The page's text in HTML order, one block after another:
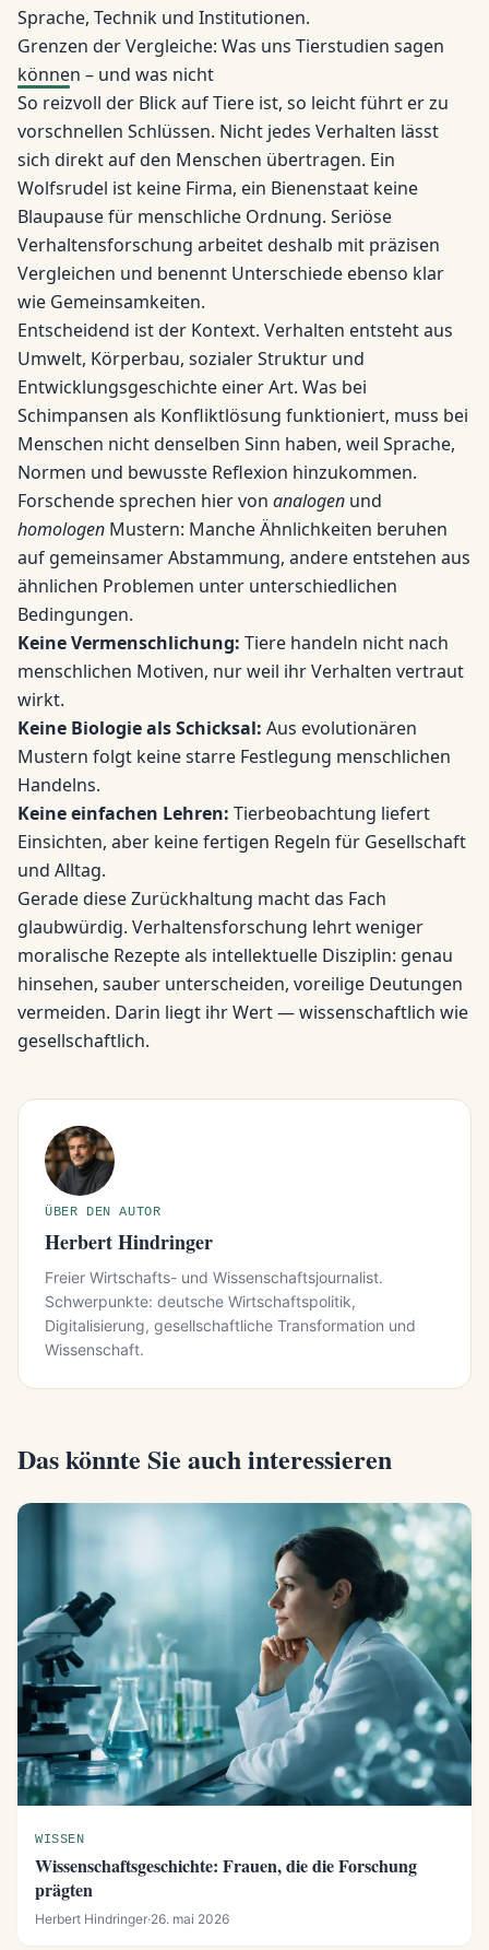
Sprache, Technik und Institutionen.
Grenzen der Vergleiche: Was uns Tierstudien sagen
können – und was nicht
So reizvoll der Blick auf Tiere ist, so leicht führt er zu
vorschnellen Schlüssen. Nicht jedes Verhalten lässt
sich direkt auf den Menschen übertragen. Ein
Wolfsrudel ist keine Firma, ein Bienenstaat keine
Blaupause für menschliche Ordnung. Seriöse
Verhaltensforschung arbeitet deshalb mit präzisen
Vergleichen und benennt Unterschiede ebenso klar
wie Gemeinsamkeiten.
Entscheidend ist der Kontext. Verhalten entsteht aus
Umwelt, Körperbau, sozialer Struktur und
Entwicklungsgeschichte einer Art. Was bei
Schimpansen als Konfliktlösung funktioniert, muss bei
Menschen nicht denselben Sinn haben, weil Sprache,
Normen und bewusste Reflexion hinzukommen.
Forschende sprechen hier von analogen und
homologen Mustern: Manche Ähnlichkeiten beruhen
auf gemeinsamer Abstammung, andere entstehen aus
ähnlichen Problemen unter unterschiedlichen
Bedingungen.
Keine Vermenschlichung: Tiere handeln nicht nach
menschlichen Motiven, nur weil ihr Verhalten vertraut
wirkt.
Keine Biologie als Schicksal: Aus evolutionären
Mustern folgt keine starre Festlegung menschlichen
Handelns.
Keine einfachen Lehren: Tierbeobachtung liefert
Einsichten, aber keine fertigen Regeln für Gesellschaft
und Alltag.
Gerade diese Zurückhaltung macht das Fach
glaubwürdig. Verhaltensforschung lehrt weniger
moralische Rezepte als intellektuelle Disziplin: genau
hinsehen, sauber unterscheiden, voreilige Deutungen
vermeiden. Darin liegt ihr Wert — wissenschaftlich wie
gesellschaftlich.
ÜBER DEN AUTOR
Herbert Hindringer
Freier Wirtschafts- und Wissenschaftsjournalist.
Schwerpunkte: deutsche Wirtschaftspolitik,
Digitalisierung, gesellschaftliche Transformation und
Wissenschaft.
Das könnte Sie auch interessieren
WISSEN
Wissenschaftsgeschichte: Frauen, die die Forschung
prägten
Herbert Hindringer·26. mai 2026